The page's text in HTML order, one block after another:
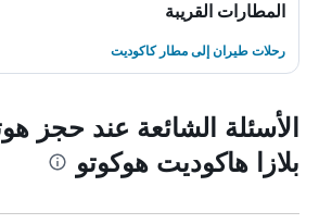
المطارات القريبة
رحلات طيران إلى مطار كاكوديت
الأسئلة الشائعة عند حجز
بلازا هاكوديت هوكوتو